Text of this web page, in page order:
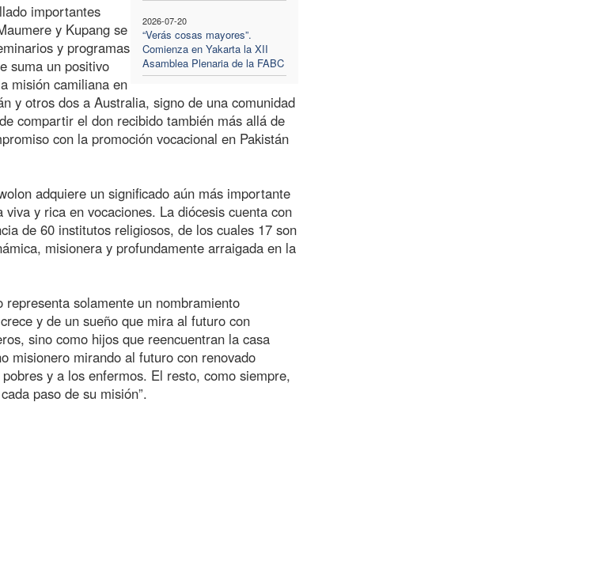
2026-07-20
“Verás cosas mayores”.
Comienza en Yakarta la XII
Asamblea Plenaria de la FABC
importantes
y Kupang se
y programas
suma un positivo
misión camiliana en
y otros dos a Australia, signo de una comunidad
compartir el don recibido también más allá de
con la promoción vocacional en Pakistán
adquiere un significado aún más importante
y rica en vocaciones. La diócesis cuenta con
de 60 institutos religiosos, de los cuales 17 son
misionera y profundamente arraigada en la
solamente un nombramiento
y de un sueño que mira al futuro con
sino como hijos que reencuentran la casa
misionero mirando al futuro con renovado
y a los enfermos. El resto, como siempre,
paso de su misión”.